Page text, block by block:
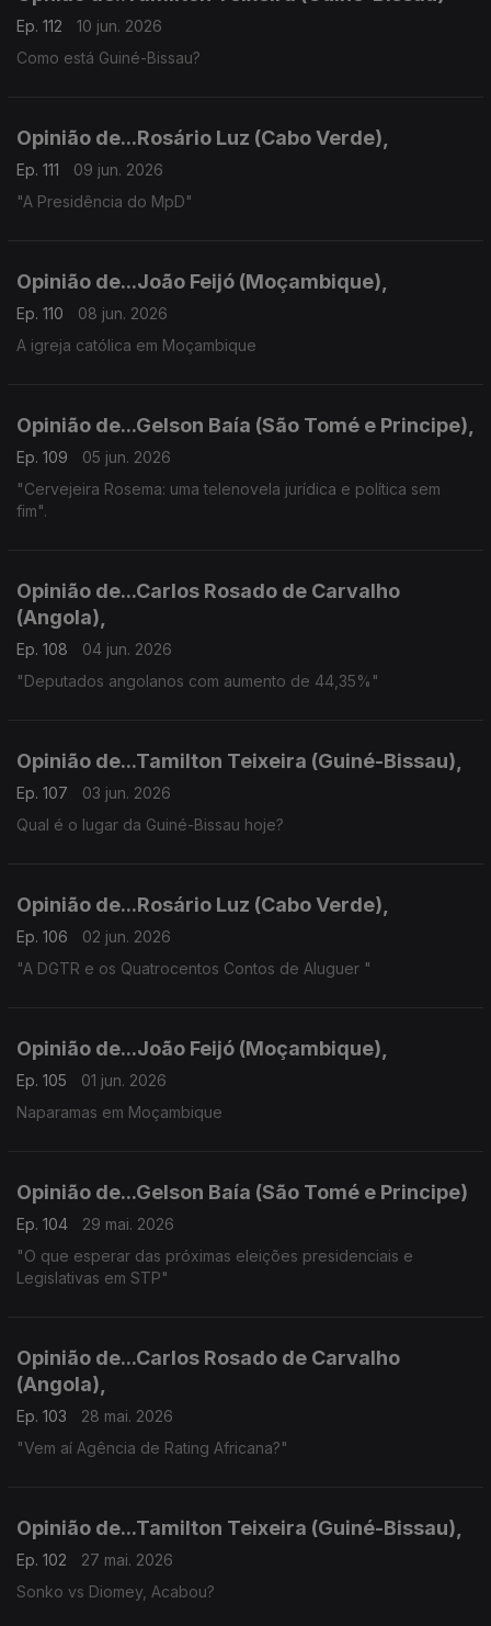
Ep. 112
10 jun. 2026
Como está Guiné-Bissau?
Opinião de...Rosário Luz (Cabo Verde),
Ep. 111
09 jun. 2026
"A Presidência do MpD"
Opinião de...João Feijó (Moçambique),
Ep. 110
08 jun. 2026
A igreja católica em Moçambique
Opinião de...Gelson Baía (São Tomé e Principe),
Ep. 109
05 jun. 2026
"Cervejeira Rosema: uma telenovela jurídica e política sem
fim".
Opinião de...Carlos Rosado de Carvalho
(Angola),
Ep. 108
04 jun. 2026
"Deputados angolanos com aumento de 44,35%"
Opinião de...Tamilton Teixeira (Guiné-Bissau),
Ep. 107
03 jun. 2026
Qual é o lugar da Guiné-Bissau hoje?
Opinião de...Rosário Luz (Cabo Verde),
Ep. 106
02 jun. 2026
"A DGTR e os Quatrocentos Contos de Aluguer "
Opinião de...João Feijó (Moçambique),
Ep. 105
01 jun. 2026
Naparamas em Moçambique
Opinião de...Gelson Baía (São Tomé e Principe)
Ep. 104
29 mai. 2026
"O que esperar das próximas eleições presidenciais e
Legislativas em STP"
Opinião de...Carlos Rosado de Carvalho
(Angola),
Ep. 103
28 mai. 2026
"Vem aí Agência de Rating Africana?"
Opinião de...Tamilton Teixeira (Guiné-Bissau),
Ep. 102
27 mai. 2026
Sonko vs Diomey, Acabou?